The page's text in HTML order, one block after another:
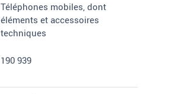
Téléphones mobiles, dont
éléments et accessoires
techniques
190 939